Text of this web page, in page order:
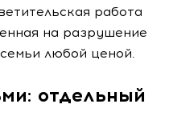
работа
на разрушение
любой ценой.
отдельный